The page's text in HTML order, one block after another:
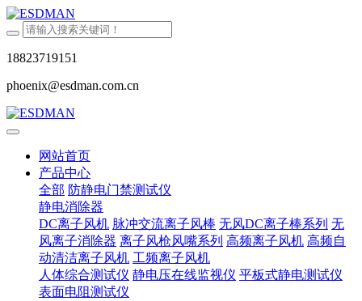
18823719151
phoenix@esdman.com.cn
网站首页
产品中心
全部 防静电门禁测试仪
静电消除器
DC离子风机 脉冲交流离子风棒 无风DC离子棒系列 无
风离子消除器 离子风枪风嘴系列 高频离子风机 高频自
动清洁离子风机 工频离子风机
人体综合测试仪 静电压在线监视仪 平板式静电测试仪
表面电阻测试仪